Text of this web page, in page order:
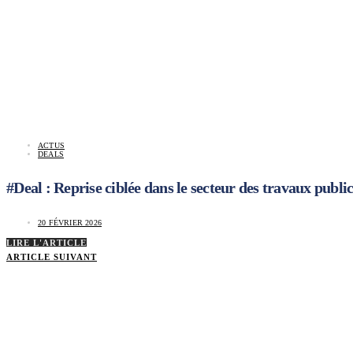
ACTUS
DEALS
#Deal : Reprise ciblée dans le secteur des travaux
20 FÉVRIER 2026
LIRE L'ARTICLE
ARTICLE SUIVANT